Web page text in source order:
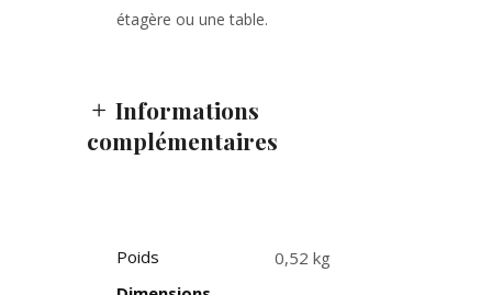
étagère ou une table.
Informations
complémentaires
Poids
0,52 kg